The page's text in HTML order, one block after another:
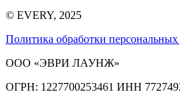
© EVERY, 2025
Политика обработки
ООО «ЭВРИ ЛАУНЖ»
ОГРН: 1227700253461 ИНН